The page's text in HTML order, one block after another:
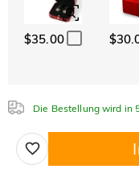
Weiß
$0.00
Fuchsienrot
Weiß
$35.00
Die Bestellung wird in